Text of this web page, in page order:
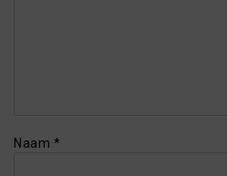
Naam *